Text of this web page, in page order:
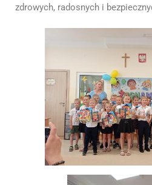
zdrowych, radosnych i